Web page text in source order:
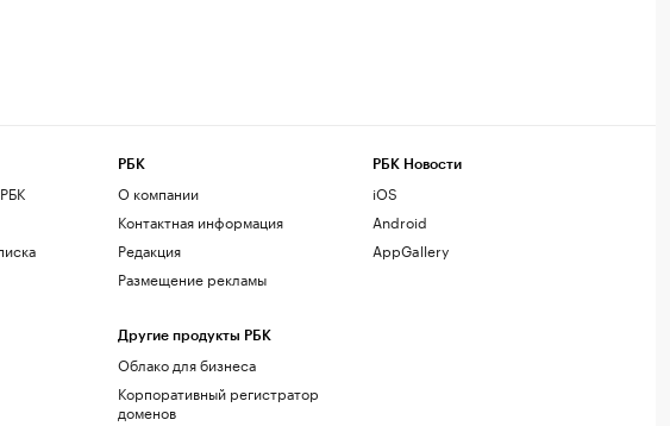
РБК
О компании
Контактная информация
Редакция
Размещение рекламы
Другие продукты РБК
Облако для бизнеса
Корпоративный регистратор
доменов
РБК Новости
iOS
Android
AppGallery